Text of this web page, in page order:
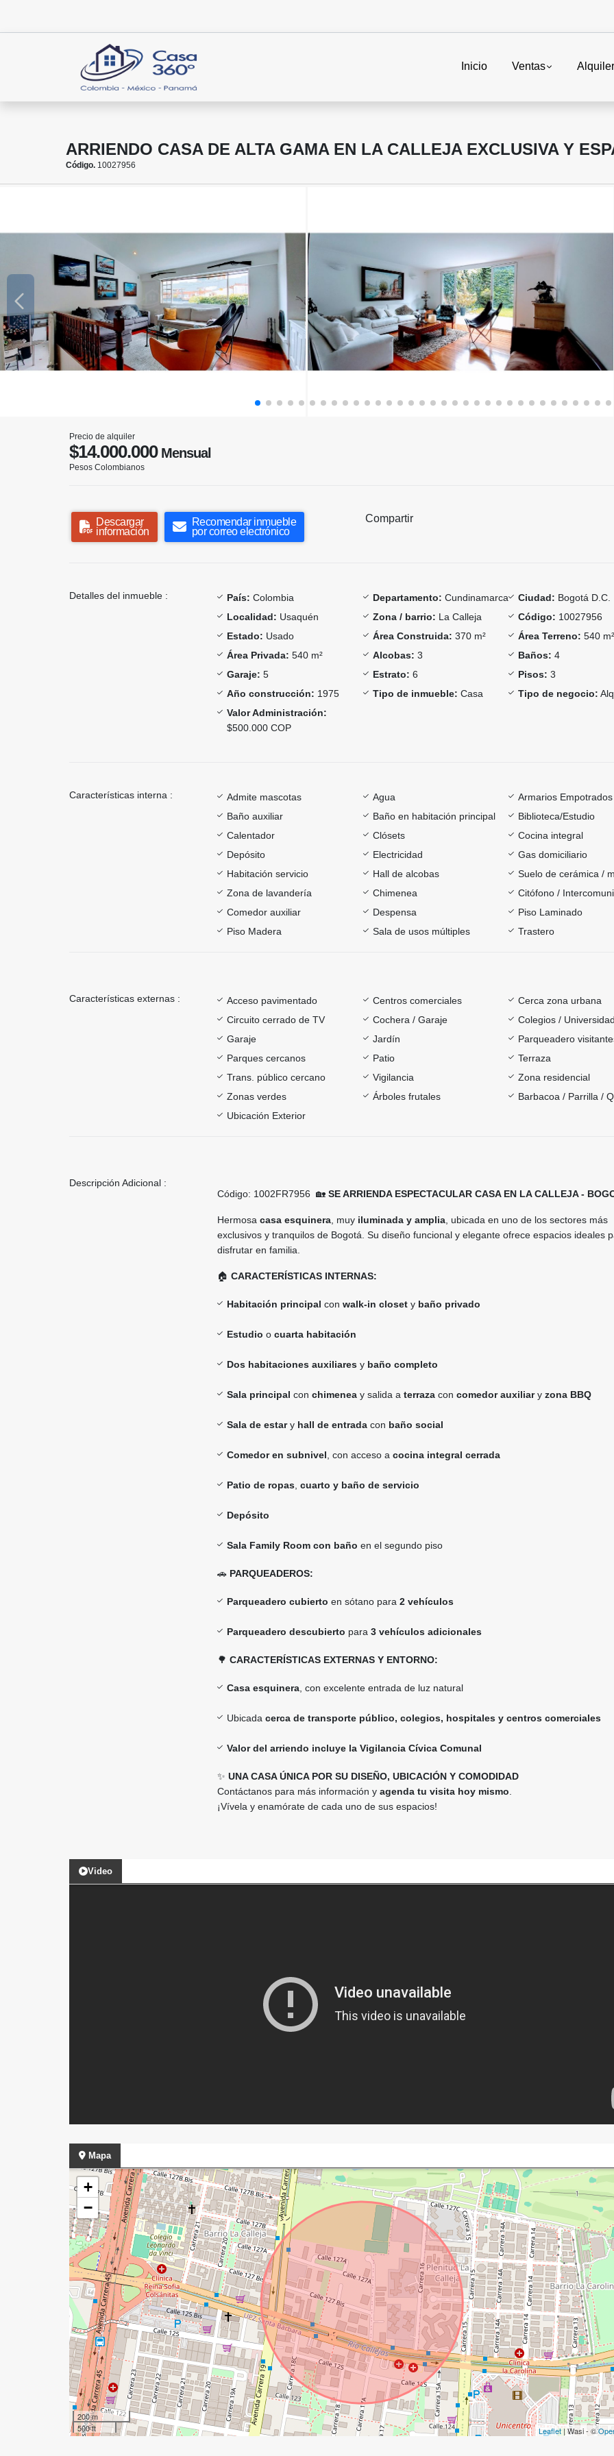
Inicio Ventas
ARRIENDO CASA DE ALTA GAMA EN LA CALLEJA EXCLUSIVA Y
Código. 10027956
Precio de alquiler
$14.000.000Mensual
Pesos Colombianos
Descargar
información
Recomendar inmueble
por correo electrónico
Compartir
Detalles del inmueble : País: Colombia Departamento: Cundinamarca Ciudad: Bogotá D.C.
Localidad: Usaquén Zona / barrio: La Calleja Código: 10027956
Estado: Usado Área Construida: 370 m² Área Terreno: 540
Área Privada: 540 m² Alcobas: 3 Baños: 4
Garaje: 5 Estrato: 6 Pisos: 3
Año construcción: 1975 Tipo de inmueble: Casa Tipo de negocio:
Valor Administración:
$500.000 COP
Características interna : Admite mascotas Agua
Armarios Empotrados
Baño auxiliar
Baño en habitación principal
Biblioteca/Estudio
Calentador
Clósets
Cocina integral
Depósito
Electricidad
Gas domiciliario
Habitación servicio
Hall de alcobas
Suelo de cerámica /
Zona de lavandería
Chimenea
Citófono /
Comedor auxiliar
Despensa
Piso Laminado
Piso Madera
Sala de usos múltiples Trastero
Características externas : Acceso pavimentado Centros comerciales
Cerca zona urbana
Circuito cerrado de TV
Cochera / Garaje
Colegios /
Garaje
Jardín
Parqueadero
Parques cercanos
Patio
Terraza
Trans. público cercano
Vigilancia
Zona residencial
Zonas verdes
Árboles frutales
Barbacoa / Parrilla /
Ubicación Exterior
Descripción Adicional :
Código: 1002FR7956 🏡 SE ARRIENDA ESPECTACULAR CASA EN LA CALLEJA -
Hermosa casa esquinera , muy iluminada y amplia , ubicada en uno de los sectores más
exclusivos y tranquilos de Bogotá. Su diseño funcional y elegante ofrece espacios ideales
disfrutar en familia.
🏠 CARACTERÍSTICAS INTERNAS:
Habitación principal con walk-in closet y baño privado
Estudio o cuarta habitación
Dos habitaciones auxiliares y baño completo
Sala principal con chimenea y salida a terraza con comedor auxiliary zona BBQ
Sala de estary hall de entrada con baño social
Comedor en subnivel , con acceso a cocina integral cerrada
Patio de ropas cuarto y baño de servicio
Depósito
Sala Family Room con baño en el segundo piso
🚗 PARQUEADEROS:
Parqueadero cubierto en sótano para 2 vehículos
Parqueadero descubierto para 3 vehículos adicionales
🌳 CARACTERÍSTICAS EXTERNAS Y ENTORNO:
Casa esquinera , con excelente entrada de luz natural
Ubicada cerca de transporte público, colegios, hospitales y centros comerciales
Valor del arriendo incluye la Vigilancia Cívica Comunal
✨ UNA CASA ÚNICA POR SU DISEÑO, UBICACIÓN Y COMODIDAD
Contáctanos para más información y agenda tu visita hoy mismo
¡Vívela y enamórate de cada uno de sus espacios!
Video
Mapa
+
−
200 m
500 ft
Leaflet| Wasi - ©